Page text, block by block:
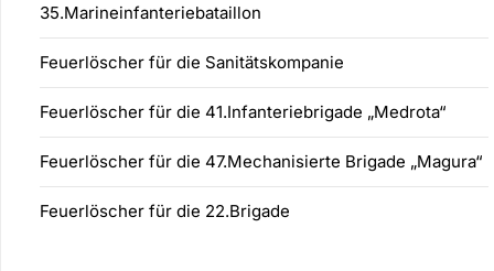
35.Marineinfanteriebataillon
Feuerlöscher für die Sanitätskompanie
Feuerlöscher für die 41.Infanteriebrigade „Medrota“
Feuerlöscher für die 47.Mechanisierte Brigade „Magura“
Feuerlöscher für die 22.Brigade